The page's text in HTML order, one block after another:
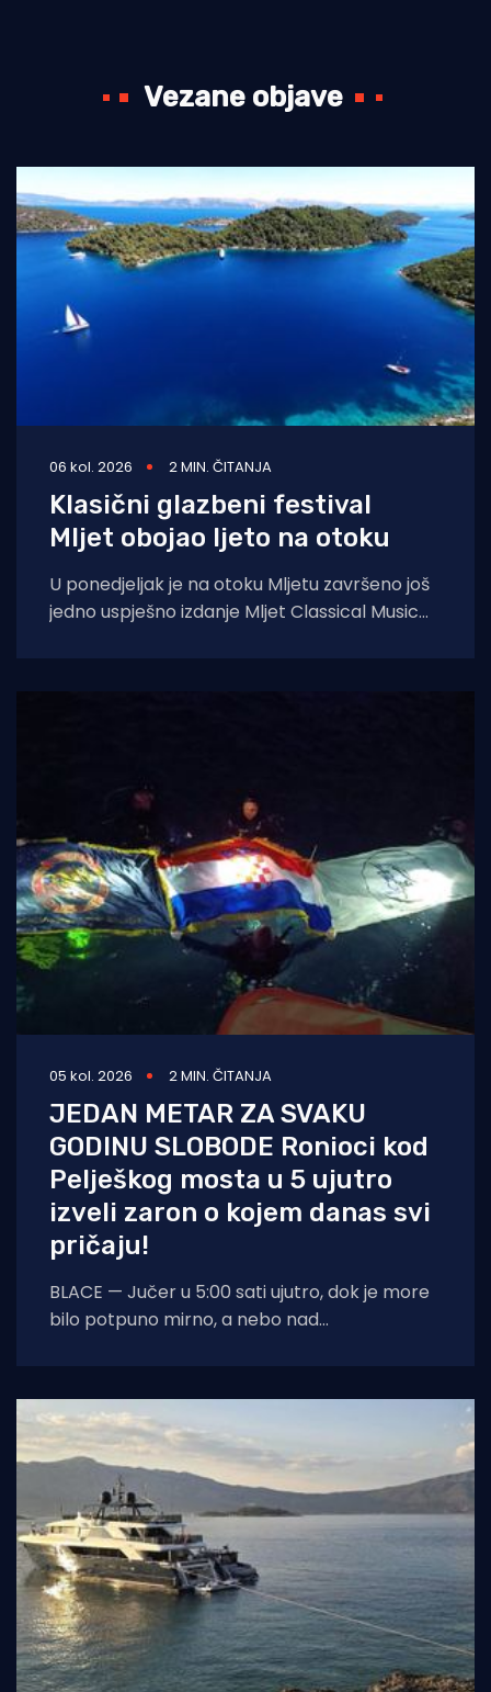
Vezane objave
06 kol. 2026 2 MIN. ČITANJA
Klasični glazbeni festival
Mljet obojao ljeto na otoku
U ponedjeljak je na otoku Mljetu završeno još
jedno uspješno izdanje Mljet Classical Music
05 kol. 2026 2 MIN. ČITANJA
JEDAN METAR ZA SVAKU
GODINU SLOBODE Ronioci kod
Pelješkog mosta u 5 ujutro
izveli zaron o kojem danas svi
pričaju!
BLACE — Jučer u 5:00 sati ujutro, dok je more
bilo potpuno mirno, a nebo nad